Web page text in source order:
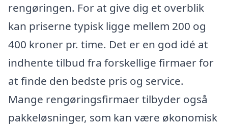
rengøringen. For at give dig et overblik
kan priserne typisk ligge mellem 200 og
400 kroner pr. time. Det er en god idé at
indhente tilbud fra forskellige firmaer for
at finde den bedste pris og service.
Mange rengøringsfirmaer tilbyder også
pakkeløsninger, som kan være økonomisk